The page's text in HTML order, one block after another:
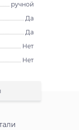
ручной
Да
Да
Нет
Нет